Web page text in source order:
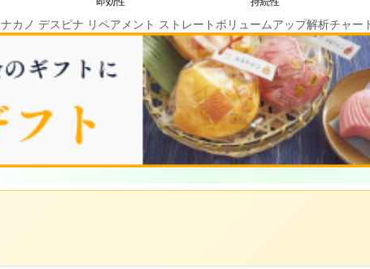
ナカノ デスピナ リペアメント ストレートボリュームアップ解析チャー